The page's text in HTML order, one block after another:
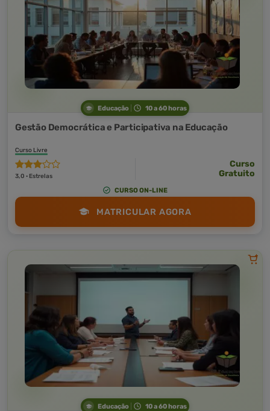
Educação 10 a 60 horas
Gestão Democrática e Participativa na Educação
Curso Livre
3,0 · Estrelas
Curso
Gratuito
CURSO ON-LINE
MATRICULAR AGORA
Educação 10 a 60 horas